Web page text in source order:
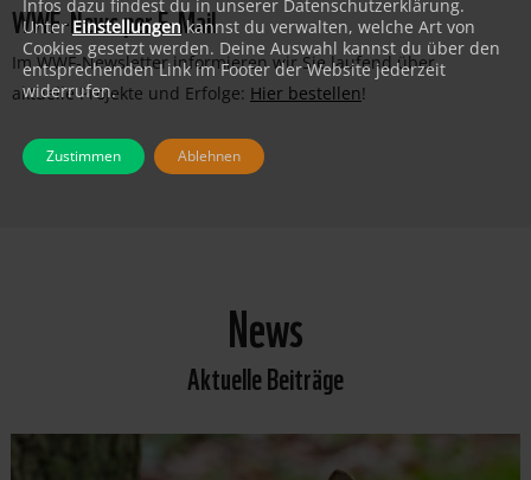
WWF-News per E-Mail
Im WWF-Newsletter informieren wir Sie laufend über
aktuelle Projekte und Erfolge: Hier bestellen!
News
Aktuelle Beiträge
Infos dazu findest du in unserer Datenschutzerklärung.
Unter Einstellungen kannst du verwalten, welche Art von
Cookies gesetzt werden. Deine Auswahl kannst du über den
entsprechenden Link im Footer der Website jederzeit
widerrufen.
Zustimmen Ablehnen